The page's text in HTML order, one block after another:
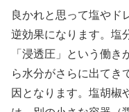
良かれと思って塩やド
逆効果になります。塩
「浸透圧」という働
ら水分がさらに出てき
因となります。塩胡椒